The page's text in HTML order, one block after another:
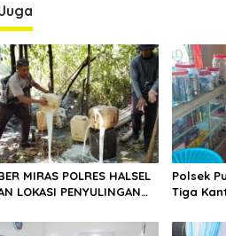
t
n
a
v
i
g
a
t
i
MIRAS POLRES HALSEL
LOKASI PENYULINGAN
Polsek
Tiga